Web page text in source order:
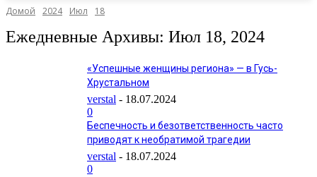
Домой 2024 Июл 18
Ежедневные Архивы: Июл 18, 2024
«Успешные женщины региона» — в Гусь-
Хрустальном
verstal - 18.07.2024
0
Беспечность и безответственность часто
приводят к необратимой трагедии
verstal - 18.07.2024
0